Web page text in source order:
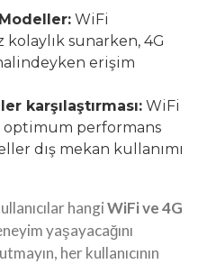
WiFi
kolaylık sunarken, 4G
erişim
karşılaştırması: WiFi
performans
dış mekan kullanımı
hangiWiFi ve 4G
yaşayacağını
her kullanıcının